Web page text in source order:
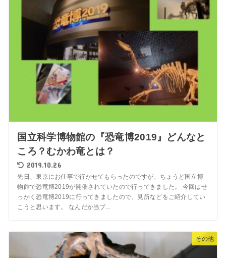
国立科学博物館の『恐竜博2019』どんなと
ころ？むかわ竜とは？
2019.10.26
先日、東京にお仕事で行かせてもらったのですが、ちょうど国立博
物館で恐竜博2019が開催されていたので行ってきました。 今回はせ
っかく恐竜博2019に行ってきましたので、見所などをご紹介してい
こうと思います。 なんだか当ブ...
その他